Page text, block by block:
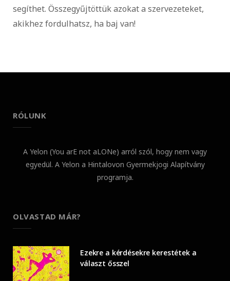
segíthet. Összegyűjtöttük azokat a szervezeteket,
akikhez fordulhatsz, ha baj van!
RÓLUNK
A Yelon (You arE not aLONe) arról szól, hogy nem vagy
egyedül. A Yelon a Hintalovon Gyermekjogi Alapítvány
programja.
OLVASTAD MÁR?
Ezekre a kérdésekre kerestétek a
választ ősszel